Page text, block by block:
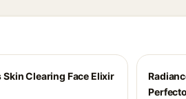
Clearing Face Elixir